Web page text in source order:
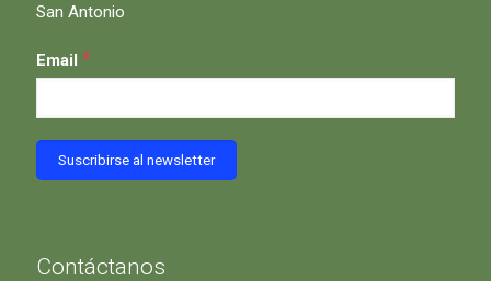
San Antonio
Email *
Contáctanos